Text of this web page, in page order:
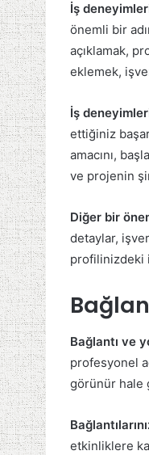
İş
önemli bir
açıklamak,
eklemek,
İş
ettiğiniz
amacını,
ve projenin
Diğer bir
detaylar,
profilinizdeki
Bağlantı ve
profesyonel
görünür hale
etkinliklere